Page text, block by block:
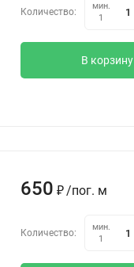
Количество:
мин.
1
В корзину
650 ₽ /пог. м
Количество:
мин.
1